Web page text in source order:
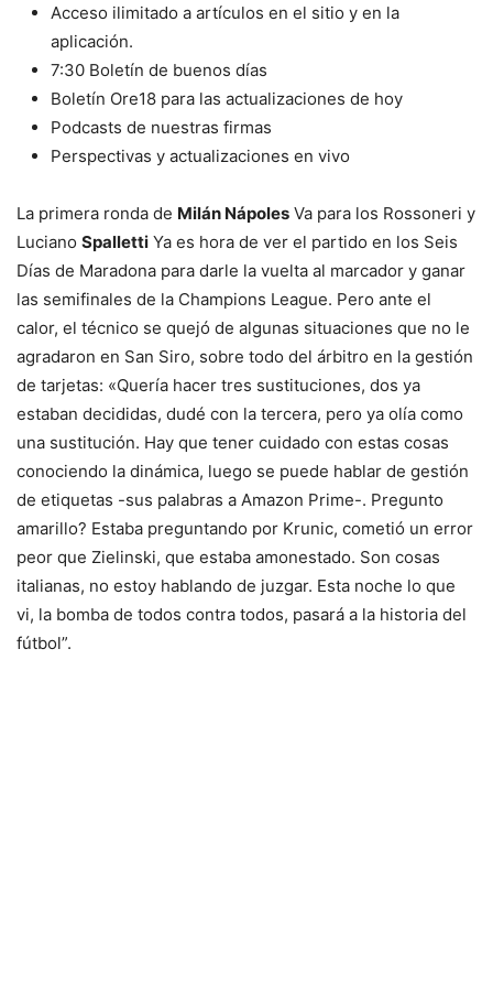
Acceso ilimitado a artículos en el sitio y en la
aplicación.
7:30 Boletín de buenos días
Boletín Ore18 para las actualizaciones de hoy
Podcasts de nuestras firmas
Perspectivas y actualizaciones en vivo
La primera ronda de Milán Nápoles Va para los Rossoneri y
Luciano Spalletti Ya es hora de ver el partido en los Seis
Días de Maradona para darle la vuelta al marcador y ganar
las semifinales de la Champions League. Pero ante el
calor, el técnico se quejó de algunas situaciones que no le
agradaron en San Siro, sobre todo del árbitro en la gestión
de tarjetas: «Quería hacer tres sustituciones, dos ya
estaban decididas, dudé con la tercera, pero ya olía como
una sustitución. Hay que tener cuidado con estas cosas
conociendo la dinámica, luego se puede hablar de gestión
de etiquetas -sus palabras a Amazon Prime-. Pregunto
amarillo? Estaba preguntando por Krunic, cometió un error
peor que Zielinski, que estaba amonestado. Son cosas
italianas, no estoy hablando de juzgar. Esta noche lo que
vi, la bomba de todos contra todos, pasará a la historia del
fútbol”.